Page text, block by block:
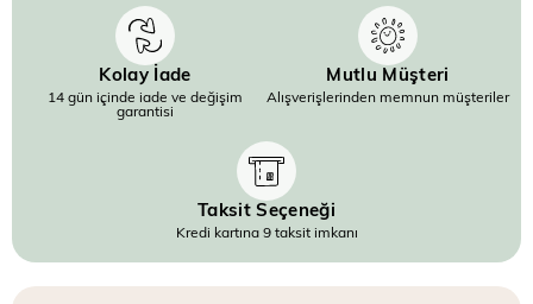
Kolay İade
14 gün içinde iade ve değişim
garantisi
Mutlu Müşteri
Alışverişlerinden memnun müşteriler
Taksit Seçeneği
Kredi kartına 9 taksit imkanı